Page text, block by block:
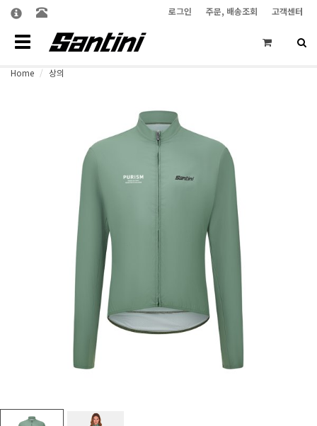
로그인 주문, 배송조회 고객센터
Toggle
navigation
Home 상의